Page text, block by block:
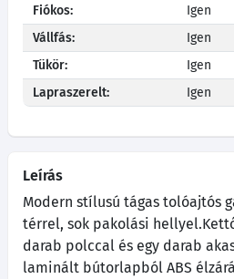
Fiókos:
Igen
Vállfás:
Igen
Tükör:
Igen
Lapraszerelt:
Igen
Leírás
Modern stílusú tágas tolóajtós
térrel, sok pakolási
darab polccal és egy darab
laminált bútorlapból ABS